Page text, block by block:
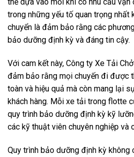
trong những yếu tố quan trọng nhất
chuyển là đảm bảo rằng các
bảo dưỡng định kỳ và đáng tin cậy.
Với cam kết này, Công ty Xe Tải
đảm bảo rằng mọi chuyến đi được
toàn và hiệu quả mà còn mang lại
khách hàng. Mỗi xe tải trong flotte
quy trình bảo dưỡng định kỳ kỹ
các kỹ thuật viên chuyên nghiệp và
Quy trình bảo dưỡng định kỳ không